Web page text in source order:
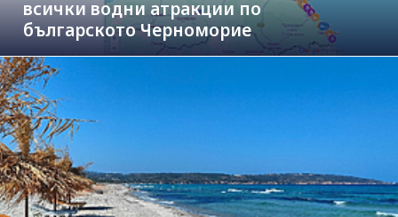
всички водни атракции по
българското Черноморие